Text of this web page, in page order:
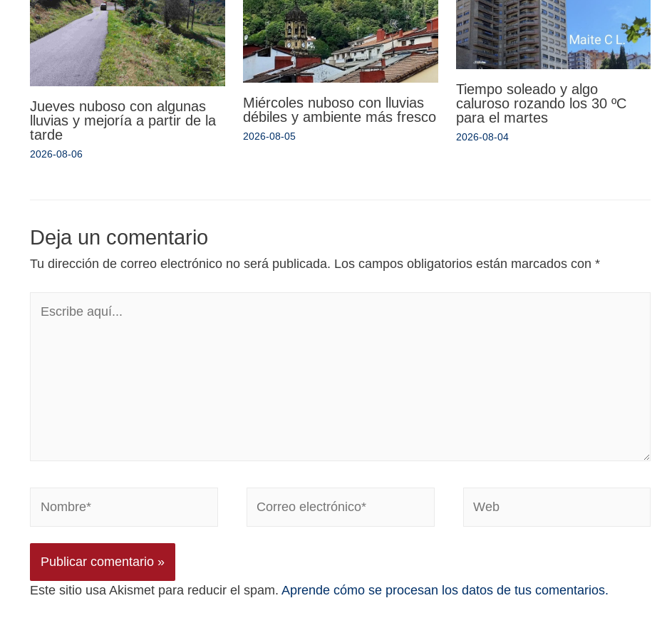
Jueves nuboso con algunas
lluvias y mejoría a partir de la
tarde
2026-08-06
Miércoles nuboso con lluvias
débiles y ambiente más fresco
2026-08-05
Tiempo soleado y algo
caluroso rozando los 30 ºC
para el martes
2026-08-04
Deja un comentario
Tu dirección de correo electrónico no será publicada. Los campos obligatorios están marcados con *
Este sitio usa Akismet para reducir el spam. Aprende cómo se procesan los datos de tus comentarios.